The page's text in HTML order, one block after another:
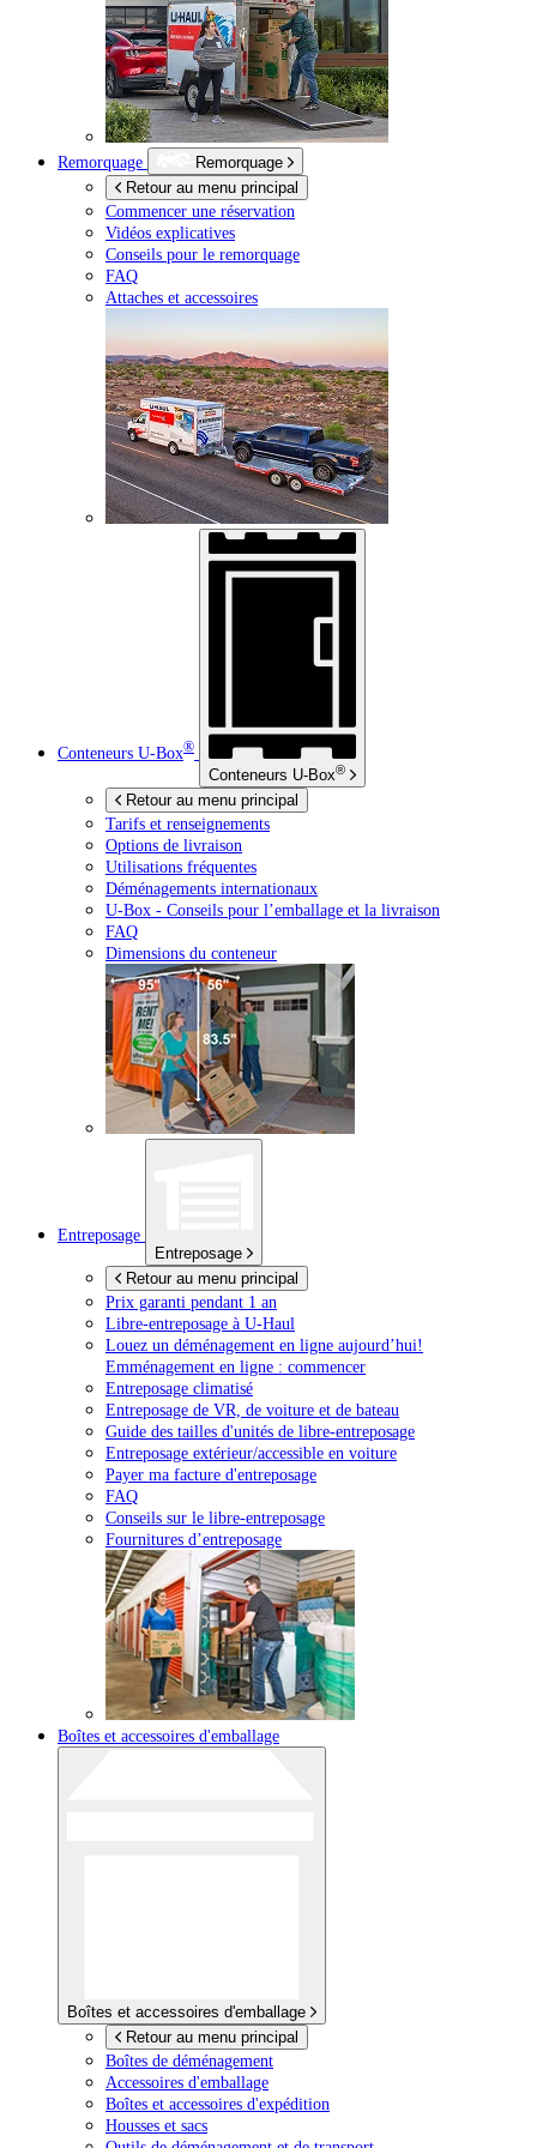
Remorquage
Remorquage
Retour au menu principal
Commencer une réservation
Vidéos explicatives
Conseils pour le remorquage
FAQ
Attaches et accessoires
Conteneurs U-Box®
Conteneurs U-Box®
Retour au menu principal
Tarifs et renseignements
Options de livraison
Utilisations fréquentes
Déménagements internationaux
U-Box - Conseils pour l’emballage et la livraison
FAQ
Dimensions du conteneur
Entreposage
Entreposage
Retour au menu principal
Prix garanti pendant 1 an
Libre-entreposage à U-Haul
Louez un déménagement en ligne aujourd’hui!
Emménagement en ligne : commencer
Entreposage climatisé
Entreposage de VR, de voiture et de bateau
Guide des tailles d'unités de libre-entreposage
Entreposage extérieur/accessible en voiture
Payer ma facture d'entreposage
FAQ
Conseils sur le libre-entreposage
Fournitures d’entreposage
Boîtes et accessoires d'emballage
Boîtes et accessoires d'emballage
Retour au menu principal
Boîtes de déménagement
Accessoires d'emballage
Boîtes et accessoires d'expédition
Housses et sacs